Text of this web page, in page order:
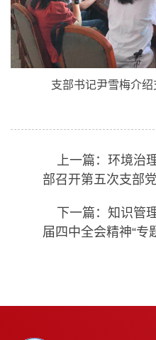
支部书记尹雪梅介
上一篇：环境治
部召开第五次支部
下一篇：知识管
届四中全会精神“专